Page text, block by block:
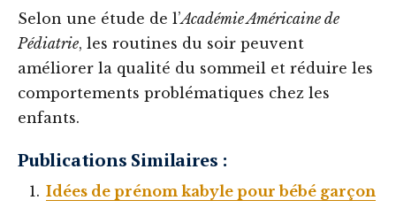
Selon une étude de l’Académie Américaine de
Pédiatrie, les routines du soir peuvent
améliorer la qualité du sommeil et réduire les
comportements problématiques chez les
enfants.
Publications Similaires :
Idées de prénom kabyle pour bébé garçon